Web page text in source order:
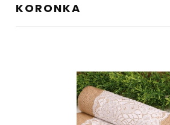
KORONKA